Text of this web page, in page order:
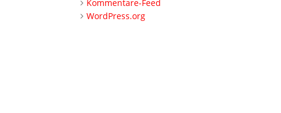
Kommentare-Feed
WordPress.org